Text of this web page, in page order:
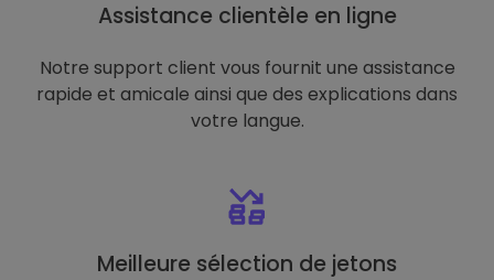
Assistance clientèle en ligne
Notre support client vous fournit une assistance
rapide et amicale ainsi que des explications dans
votre langue.
Meilleure sélection de jetons